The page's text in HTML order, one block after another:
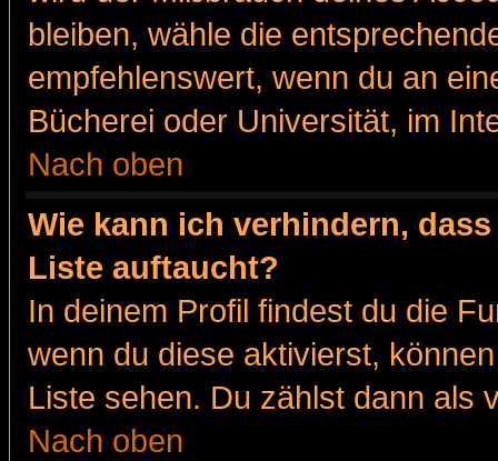
bleiben, wähle die
empfehlenswert, wenn du an
Bücherei oder Universität, im
Nach oben
Wie kann ich verhindern,
Liste auftaucht?
In deinem Profil findest du die
wenn du diese aktivierst,
Liste sehen. Du zählst dann als
Nach oben